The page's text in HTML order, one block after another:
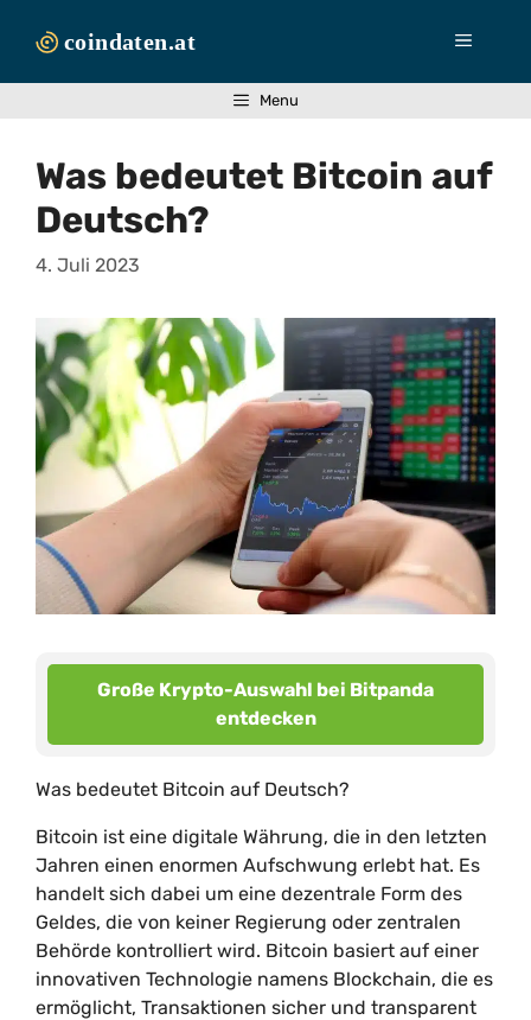
Inhalt
Menü
Menu
Was bedeutet Bitcoin auf
Deutsch?
4. Juli 2023
Große Krypto-Auswahl bei Bitpanda
entdecken
Was bedeutet Bitcoin auf Deutsch?
Bitcoin ist eine digitale Währung, die in den letzten
Jahren einen enormen Aufschwung erlebt hat. Es
handelt sich dabei um eine dezentrale Form des
Geldes, die von keiner Regierung oder zentralen
Behörde kontrolliert wird. Bitcoin basiert auf einer
innovativen Technologie namens Blockchain, die es
ermöglicht, Transaktionen sicher und transparent